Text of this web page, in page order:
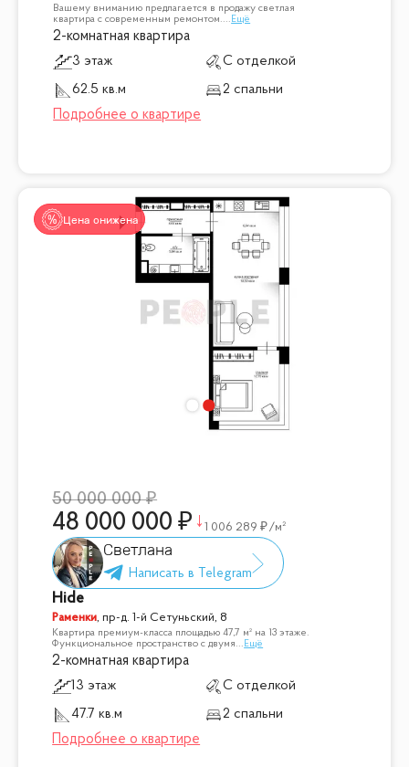
Вашему вниманию предлагается в продажу светлая
квартира с современным ремонтом.... Ещё
2-комнатная квартира
3 этаж
С отделкой
62.5 кв.м
2 спальни
Цена снижена
50 000 000
48 000 000 1 006 289 /м²
Светлана
Hide
Раменки,пр-д. 1-й Сетуньский, 8
Квартира премиум-класса площадью 47,7 м² на 13 этаже.
Функциональное пространство с двумя... Ещё
2-комнатная квартира
13 этаж
С отделкой
47.7 кв.м
2 спальни